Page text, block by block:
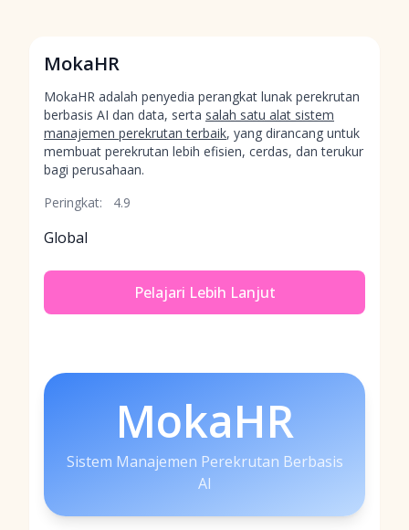
MokaHR
MokaHR adalah penyedia perangkat lunak perekrutan
berbasis AI dan data, serta salah satu alat sistem
manajemen perekrutan terbaik, yang dirancang untuk
membuat perekrutan lebih efisien, cerdas, dan terukur
bagi perusahaan.
Peringkat:
4.9
Global
Pelajari Lebih Lanjut
MokaHR
Sistem Manajemen Perekrutan Berbasis
AI